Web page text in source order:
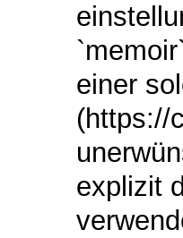
einer
(https://
explizit